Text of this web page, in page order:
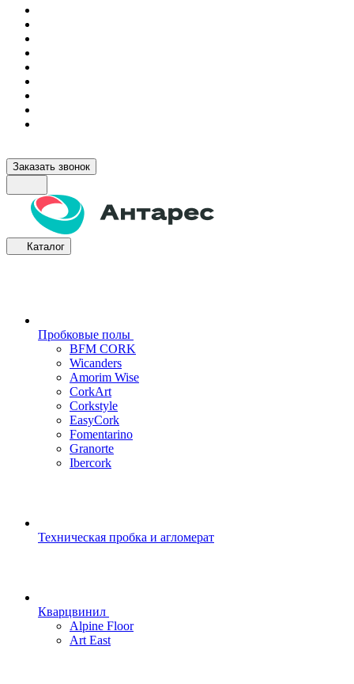
Заказать звонок
Каталог
Пробковые полы
BFM CORK
Wicanders
Amorim Wise
CorkArt
Corkstyle
EasyCork
Fomentarino
Granorte
Ibercork
Техническая пробка и агломерат
Кварцвинил
Alpine Floor
Art East